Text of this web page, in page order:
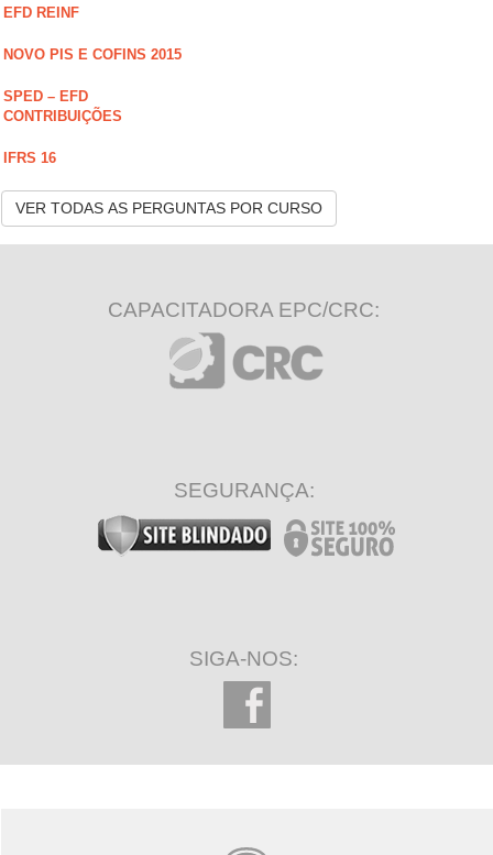
EFD REINF
NOVO PIS E COFINS 2015
SPED – EFD
CONTRIBUIÇÕES
IFRS 16
VER TODAS AS PERGUNTAS POR CURSO
CAPACITADORA EPC/CRC:
SEGURANÇA:
SIGA-NOS: